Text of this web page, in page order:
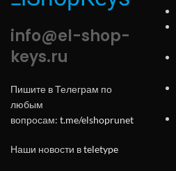
info@el-shop-
keys.ru
Пишите в Телеграм по
любым
вопросам: t.me/elshoprunet
Наши новости вteletype